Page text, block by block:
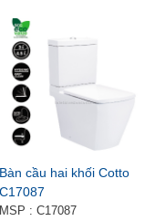
Bàn cầu hai khối Cotto
C17087
MSP : C17087